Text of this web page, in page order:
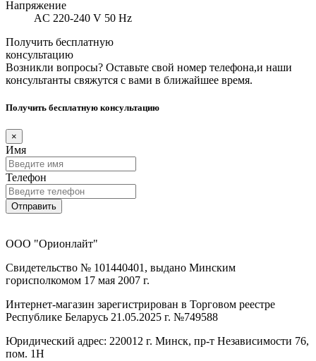
Напряжение
AC 220-240 V 50 Hz
Получить бесплатную
консультацию
Возникли вопросы? Оставьте свой номер телефона,и наши
консультанты свяжутся с вами в ближайшее время.
Получить бесплатную консультацию
×
Имя
Телефон
Отправить
ООО "Орионлайт"
Свидетельство № 101440401, выдано Минским
горисполкомом 17 мая 2007 г.
Интернет-магазин зарегистрирован в Торговом реестре
Республике Беларусь 21.05.2025 г. №749588
Юридический адрес: 220012 г. Минск, пр-т Независимости 76,
пом. 1Н